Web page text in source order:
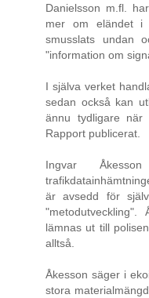
Danielsson m.fl.
mer om eländet i
smusslats undan
"information om
I själva verket
sedan också kan
ännu tydligare när
Rapport publicerat.
Ingvar
är avsedd för
lämnas ut till
alltså.
Åkesson säger i
stora